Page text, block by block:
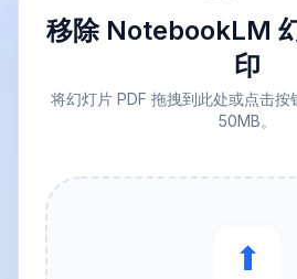
移除 NotebookLM
印
将幻灯片 PDF 拖拽到此处或点击按
50MB。
⬆︎